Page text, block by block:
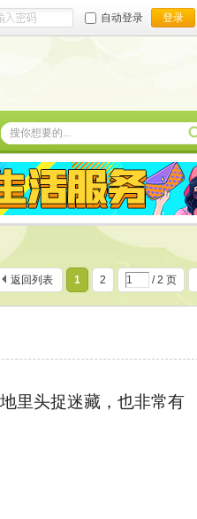
自动登录 登录
1 2 / 2 页
返回列表
里头捉迷藏，也非常有